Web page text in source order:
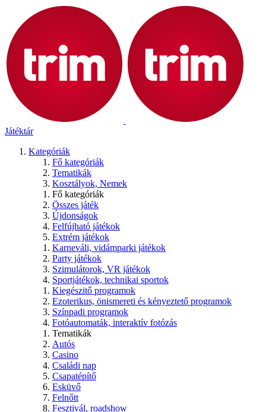
Játéktár
Kategóriák
Fő kategóriák
Tematikák
Kosztályok, Nemek
Fő kategóriák
Összes játék
Újdonságok
Felfújható játékok
Extrém játékok
Karneváli, vidámparki játékok
Party játékok
Szimulátorok, VR játékok
Sportjátékok, technikai sportok
Kiegészitő programok
Ezoterikus, önismereti és kényeztető programok
Színpadi programok
Fotóautomaták, interaktív fotózás
Tematikák
Autós
Casino
Családi nap
Csapatépítő
Esküvő
Felnőtt
Fesztivál, roadshow